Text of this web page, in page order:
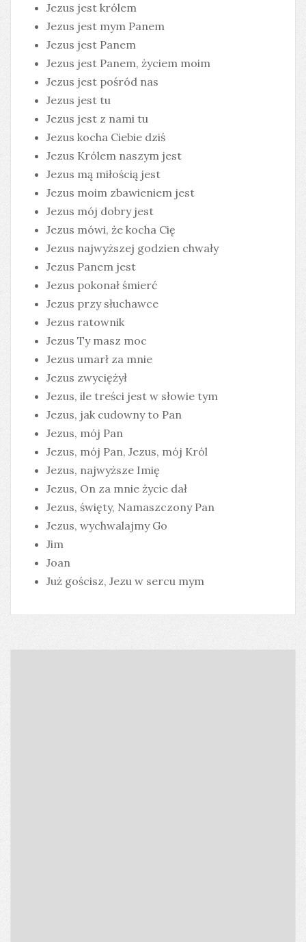
Jezus jest królem
Jezus jest mym Panem
Jezus jest Panem
Jezus jest Panem, życiem moim
Jezus jest pośród nas
Jezus jest tu
Jezus jest z nami tu
Jezus kocha Ciebie dziś
Jezus Królem naszym jest
Jezus mą miłością jest
Jezus moim zbawieniem jest
Jezus mój dobry jest
Jezus mówi, że kocha Cię
Jezus najwyższej godzien chwały
Jezus Panem jest
Jezus pokonał śmierć
Jezus przy słuchawce
Jezus ratownik
Jezus Ty masz moc
Jezus umarł za mnie
Jezus zwyciężył
Jezus, ile treści jest w słowie tym
Jezus, jak cudowny to Pan
Jezus, mój Pan
Jezus, mój Pan, Jezus, mój Król
Jezus, najwyższe Imię
Jezus, On za mnie życie dał
Jezus, święty, Namaszczony Pan
Jezus, wychwalajmy Go
Jim
Joan
Już gościsz, Jezu w sercu mym